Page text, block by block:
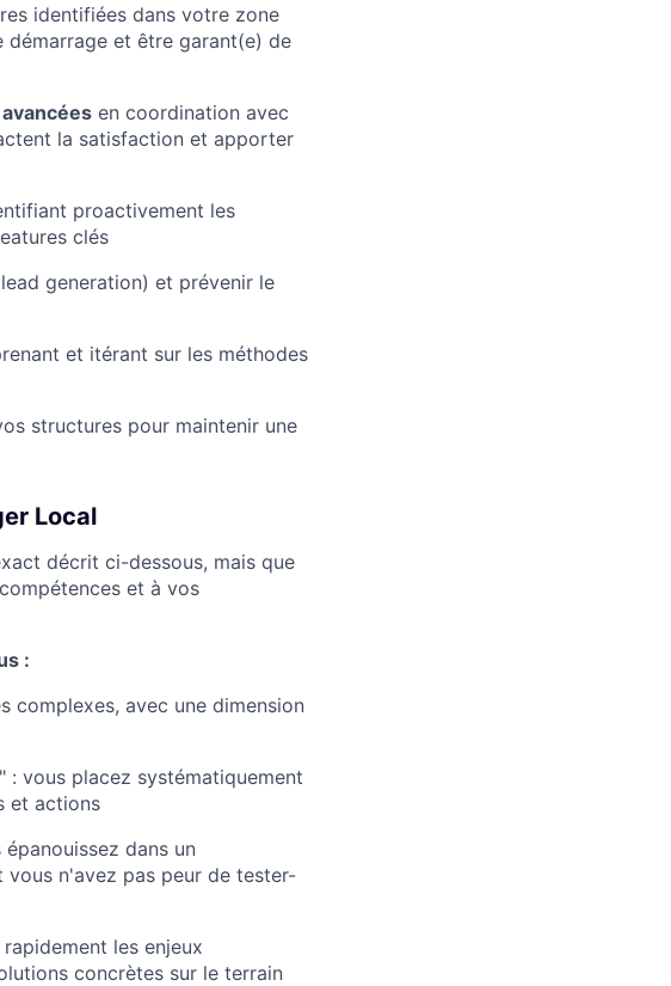
identifiées dans votre zone
et être garant(e) de
en coordination avec
la satisfaction et apporter
proactivement les
clés
generation) et prévenir le
et itérant sur les méthodes
structures pour maintenir une
Local
décrit ci-dessous, mais que
et à vos
:
complexes, avec une dimension
vous placez systématiquement
et actions
dans un
n'avez pas peur de tester-
les enjeux
concrètes sur le terrain